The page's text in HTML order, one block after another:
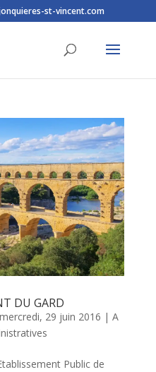
st-vincent.com
DU GARD
mercredi, 29 juin 2016 | A
Public de